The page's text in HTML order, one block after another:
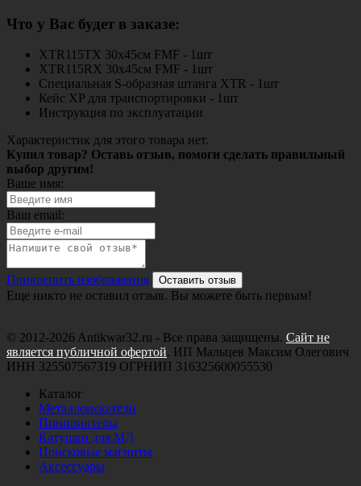
Что у Вас будет в заказе:
XTR115TX 30x45см FMF - 1шт
XTR115RX 30x45см FMF - 1шт
Специальная S-образная штанга XTR - 1шт
Кейс XP для транспортировки - 1шт
Инструкция по эксплуатации
Характеристик для этого товара нет.
Купил товар? Оставь отзыв, помоги сделать правильный
выбор другим!
Ваше имя:
Ваш email:
Прикрепить изображения Оставить отзыв
Еще никто не оставил отзыв. Вы можете быть первым!
© 2012-2026 Antikwar32.ru - Все права защищены. Сайт не
является публичной офертой. ИП Мальцев Максим Олегович
ИНН 325507567319 ОГРНИП 316325600055530
Каталог
Металлоискатели
Пинпоинтеры
Катушки для МД
Поисковые магниты
Аксессуары